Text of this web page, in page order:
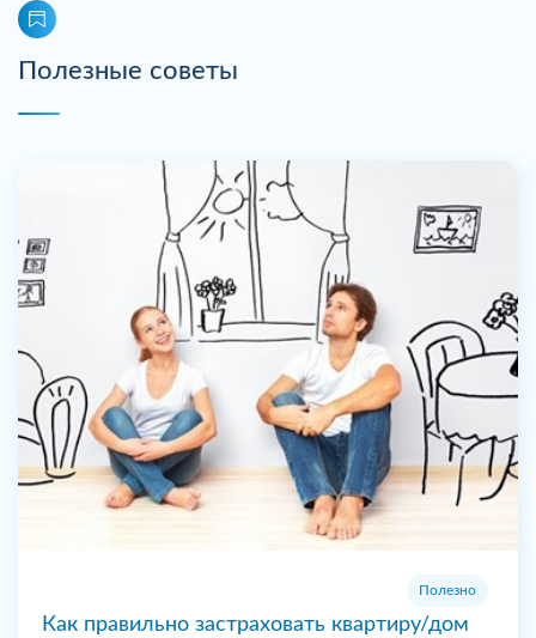
Полезные советы
Полезно
Как правильно застраховать квартиру/дом